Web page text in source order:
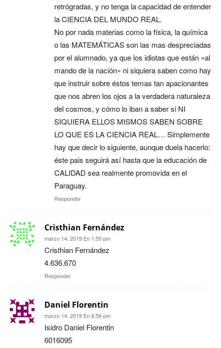
retrógradas, y no tenga la capacidad de entender
la CIENCIA DEL MUNDO REAL.
No por nada materias como la física, la química
o las MATEMÁTICAS son las mas despreciadas
por el alumnado, ya que los idiotas que están «al
mando de la nación» ni siquiera saben como hay
que instruir sobre éstos temas tan apacionantes
que nos abren los ojos a la verdadera naturaleza
del cosmos, y cómo lo iban a saber si NI
SIQUIERA ELLOS MISMOS SABEN SOBRE
LO QUE ES LA CIENCIA REAL… Simplemente
hay que decir lo siguiente, aunque duela hacerlo:
éste pais seguirá así hasta que la educación de
CALIDAD sea realmente promovida en el
Paraguay.
Responder
Cristhian Fernández
marzo 14, 2019 En 1:55 pm
Cristhian Fernández
4.636.670
Responder
Daniel Florentin
marzo 14, 2019 En 6:56 pm
Isidro Daniel Florentin
6016095